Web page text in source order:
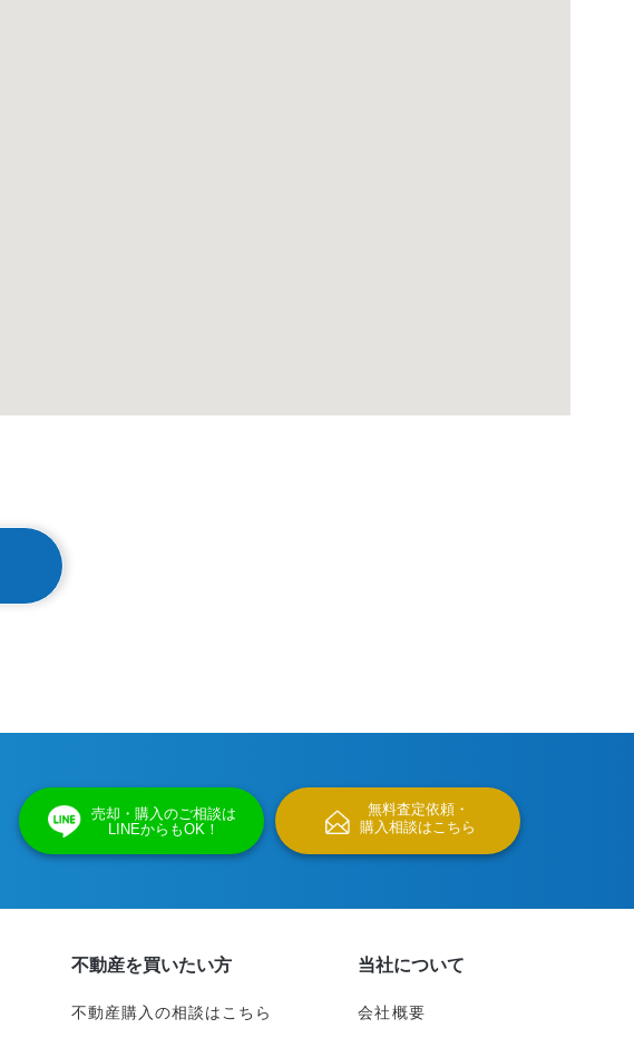
売却・購入のご相談は
LINEからもOK！
無料査定依頼・
購入相談はこちら
不動産を買いたい方
不動産購入の相談はこちら
当社について
会社概要